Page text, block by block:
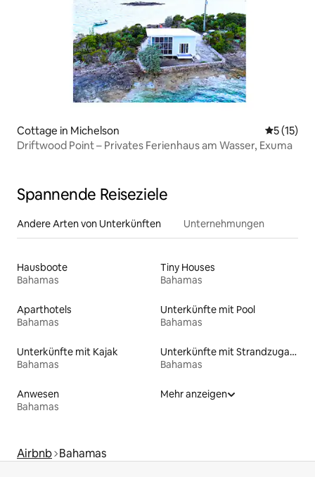
Cottage in Michelson
5 (15)
Driftwood Point – Privates Ferienhaus am Wasser, Exuma
Spannende Reiseziele
Andere Arten von Unterkünften Unternehmungen
Hausboote
Bahamas
Tiny Houses
Bahamas
Aparthotels
Bahamas
Unterkünfte mit Pool
Bahamas
Unterkünfte mit Kajak
Bahamas
Unterkünfte mit Strandzugang
Bahamas
Anwesen
Bahamas
Mehr anzeigen
Airbnb Bahamas